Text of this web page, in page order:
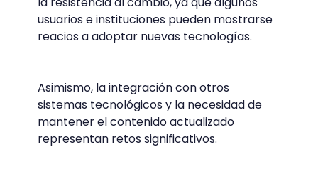
usuarios e instituciones pueden mostrarse
reacios a adoptar nuevas tecnologías.
Asimismo, la integración con otros
sistemas tecnológicos y la necesidad de
mantener el contenido actualizado
representan retos significativos.